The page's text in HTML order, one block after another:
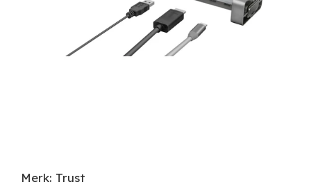
Merk: Trust